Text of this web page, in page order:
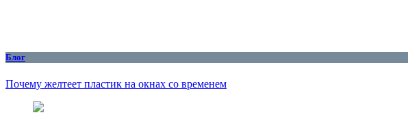
Блог
Почему желтеет пластик на окнах со временем